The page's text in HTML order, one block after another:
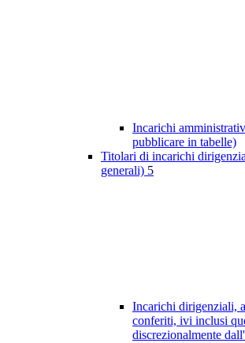
Incarichi
pubblicare in tabelle)
Titolari di incarichi
generali) 5
Incarichi dirigenziali,
conferiti, ivi inclusi
discrezionalmente